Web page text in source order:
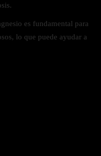
es fundamental para
lo que puede ayudar a